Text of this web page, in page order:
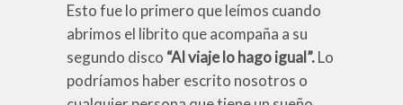
Esto fue lo primero que leímos cuando
abrimos el librito que acompaña a su
segundo disco “Al viaje lo hago igual”.Lo
podríamos haber escrito nosotros o